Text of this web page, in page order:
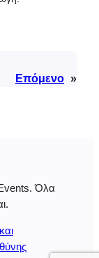
Επόμενο »
Όλα